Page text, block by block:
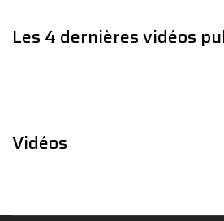
Les 4 dernières vidéos
Vidéos